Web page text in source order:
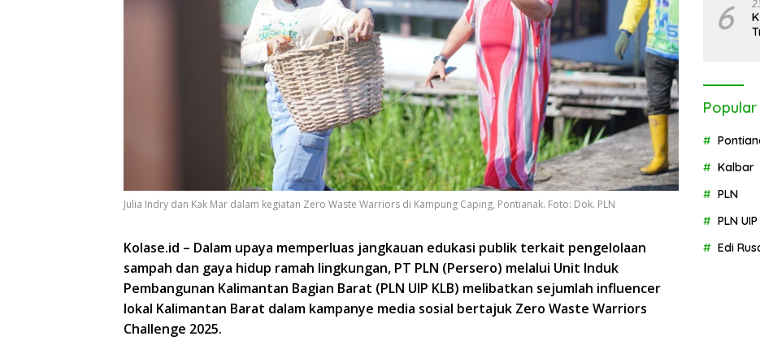
Julia Indry dan Kak Mar dalam kegiatan Zero Waste Warriors di Kampung Caping, Pontianak. Foto: Dok. PLN
Kolase.id – Dalam upaya memperluas jangkauan edukasi publik terkait pengelolaan
sampah dan gaya hidup ramah lingkungan, PT PLN (Persero) melalui Unit Induk
Pembangunan Kalimantan Bagian Barat (PLN UIP KLB) melibatkan sejumlah influencer
lokal Kalimantan Barat dalam kampanye media sosial bertajuk Zero Waste Warriors
Challenge 2025.
6
Popular
Kalbar
PLN
PLN
Edi